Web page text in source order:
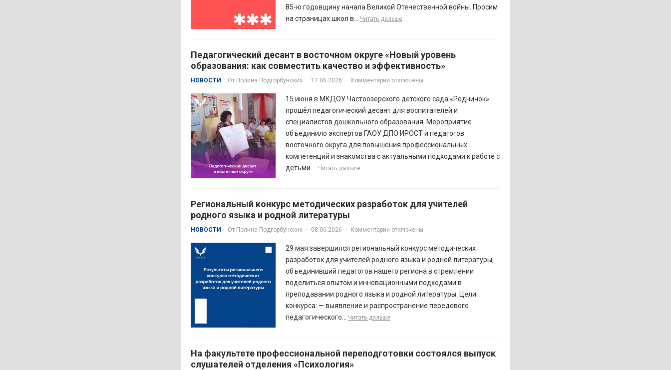
85-ю годовщину начала Великой Отечественной войны. Просим
на страницах школ в...
Читать дальше
Педагогический десант в восточном округе «Новый уровень
образования: как совместить качество и эффективность»
НОВОСТИ От Полина Подгорбунских · 17.06.2026 · Комментарии отключены
15 июня в МКДОУ Частоозерского детского сада «Родничок»
прошёл педагогический десант для воспитателей и
специалистов дошкольного образования. Мероприятие
объединило экспертов ГАОУ ДПО ИРОСТ и педагогов
восточного округа для повышения профессиональных
компетенций и знакомства с актуальными подходами к работе с
детьми....
Читать дальше
Региональный конкурс методических разработок для учителей
родного языка и родной литературы
НОВОСТИ От Полина Подгорбунских · 08.06.2026 · Комментарии отключены
29 мая завершился региональный конкурс методических
разработок для учителей родного языка и родной литературы,
объединивший педагогов нашего региона в стремлении
поделиться опытом и инновационными подходами в
преподавании родного языка и родной литературы. Цели
конкурса: — выявление и распространение передового
педагогического...
Читать дальше
На факультете профессиональной переподготовки состоялся выпуск
слушателей отделения «Психология»